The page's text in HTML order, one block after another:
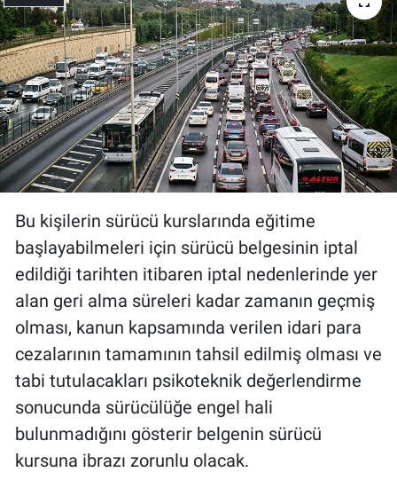
Bu kişilerin sürücü kurslarında eğitime
başlayabilmeleri için sürücü belgesinin iptal
edildiği tarihten itibaren iptal nedenlerinde yer
alan geri alma süreleri kadar zamanın geçmiş
olması, kanun kapsamında verilen idari para
cezalarının tamamının tahsil edilmiş olması ve
tabi tutulacakları psikoteknik değerlendirme
sonucunda sürücülüğe engel hali
bulunmadığını gösterir belgenin sürücü
kursuna ibrazı zorunlu olacak.